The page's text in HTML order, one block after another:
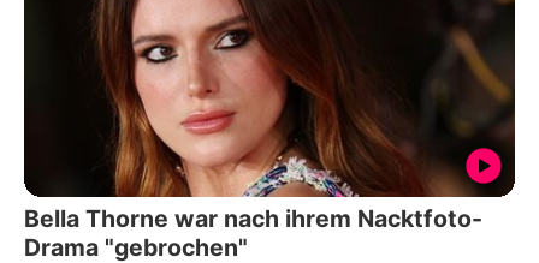
Bella Thorne war nach ihrem Nacktfoto-
Drama "gebrochen"